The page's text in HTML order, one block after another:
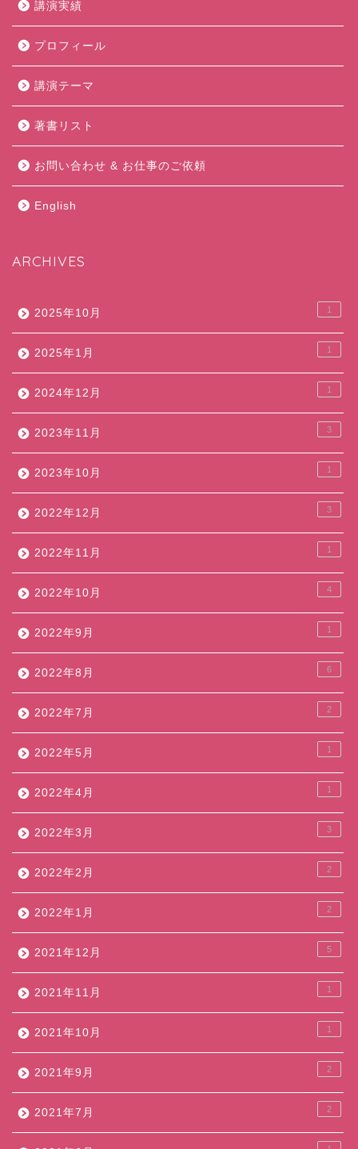
講演実績
プロフィール
講演テーマ
著書リスト
お問い合わせ & お仕事のご依頼
English
ARCHIVES
2025年10月 1
2025年1月 1
2024年12月 1
2023年11月 3
2023年10月 1
2022年12月 3
2022年11月 1
2022年10月 4
2022年9月 1
2022年8月 6
2022年7月 2
2022年5月 1
2022年4月 1
2022年3月 3
2022年2月 2
2022年1月 2
2021年12月 5
2021年11月 1
2021年10月 1
2021年9月 2
2021年7月 2